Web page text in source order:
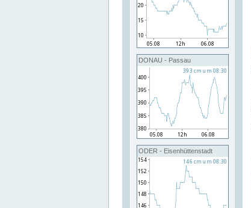
DONAU - Passau
ODER - Eisenhüttenstadt